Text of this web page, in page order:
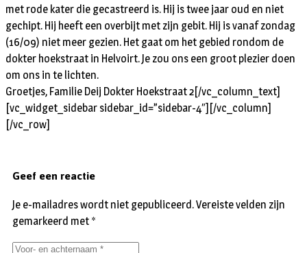
met rode kater die gecastreerd is. Hij is twee jaar oud en niet
gechipt. Hij heeft een overbijt met zijn gebit. Hij is vanaf zondag
(16/09) niet meer gezien. Het gaat om het gebied rondom de
dokter hoekstraat in Helvoirt. Je zou ons een groot plezier doen
om ons in te lichten.
Groetjes, Familie Deij Dokter Hoekstraat 2[/vc_column_text]
[vc_widget_sidebar sidebar_id=”sidebar-4″][/vc_column]
[/vc_row]
Geef een reactie
Je e-mailadres wordt niet gepubliceerd.Vereiste velden zijn
gemarkeerd met *